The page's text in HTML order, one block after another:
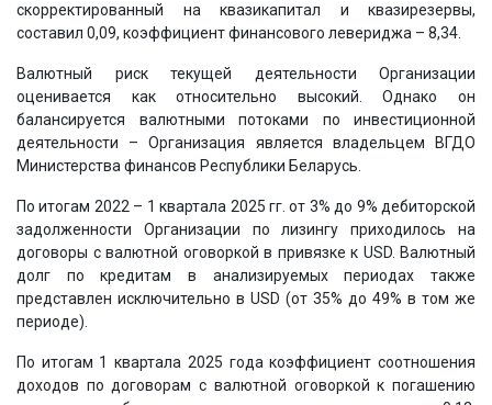
скорректированный на квазикапитал и квазирезервы,
составил 0,09, коэффициент финансового левериджа – 8,34.
Валютный риск текущей деятельности Организации
оценивается как относительно высокий. Однако он
балансируется валютными потоками по инвестиционной
деятельности – Организация является владельцем ВГДО
Министерства финансов Республики Беларусь.
По итогам 2022 – 1 квартала 2025 гг. от 3% до 9% дебиторской
задолженности Организации по лизингу приходилось на
договоры с валютной оговоркой в привязке к USD. Валютный
долг по кредитам в анализируемых периодах также
представлен исключительно в USD (от 35% до 49% в том же
периоде).
По итогам 1 квартала 2025 года коэффициент соотношения
доходов по договорам с валютной оговоркой к погашению